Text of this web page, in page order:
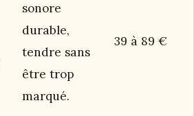
sonore
durable,
tendre sans
être trop
marqué.
39 à 89 €